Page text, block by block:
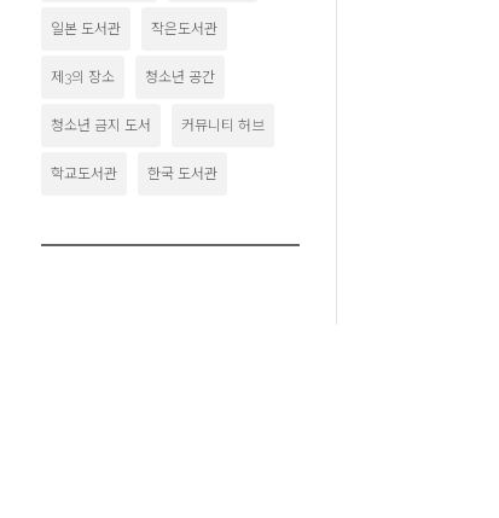
일본 도서관 작은도서관
제3의 장소 청소년 공간
청소년 금지 도서 커뮤니티 허브
학교도서관 한국 도서관